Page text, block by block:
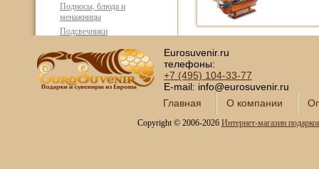
Подносы, блюда и
менажницы
Подсвечники
Столики декоративные
Флористика и аксессуары
Лампы, светильники, люстры
Православные подарки
Eurosuvenir.ru
телефоны:
+7 (495) 104-33-77
E-mail: info@eurosuvenir.ru
Главная
О компании
Copyright © 2006-2026 Интернет-магазин